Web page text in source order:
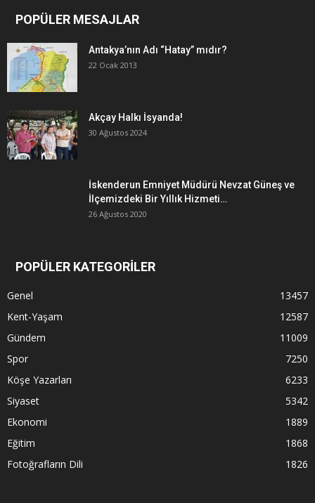
POPÜLER MESAJLAR
Antakya’nın Adı “Hatay” mıdır?
22 Ocak 2013
Akçay Halkı İsyanda!
30 Ağustos 2024
İskenderun Emniyet Müdürü Nevzat Güneş ve
İlçemizdeki Bir Yıllık Hizmeti…
26 Ağustos 2020
POPÜLER KATEGORİLER
Genel
13457
Kent-Yaşam
12587
Gündem
11009
Spor
7250
Köşe Yazarları
6233
Siyaset
5342
Ekonomi
1889
Eğitim
1868
Fotoğrafların Dili
1826